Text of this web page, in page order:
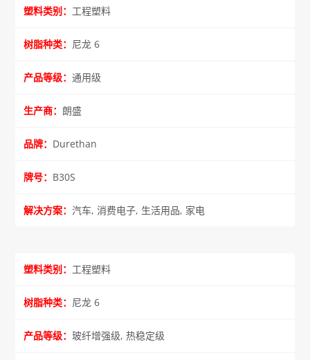
工程塑料
尼龙 6
通用级
朗盛
Durethan
B30S
汽车, 消费电子, 生活用品, 家电
工程塑料
尼龙 6
玻纤增强级, 热稳定级